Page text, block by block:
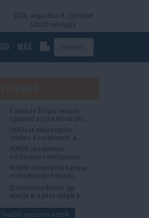
2026. augusztus 8., szombat
László névnapja
más
3 alma és 3 tojás: ennyire
egyszerű a puha almás pite
titka
Ettől lesz elképesztően
szaftos a csirkecomb: a
sörös pác a titok
HONOR okostelefon
mesterséges intelligencia
funkciók, amelyek
megkönnyítik az életet
HONOR okostelefon-kamera
vs mindennapi fotózási
igények
Stabilcoinos fizetés: így
alakítja át a pénz világát a
Western Union
További népszerű videók